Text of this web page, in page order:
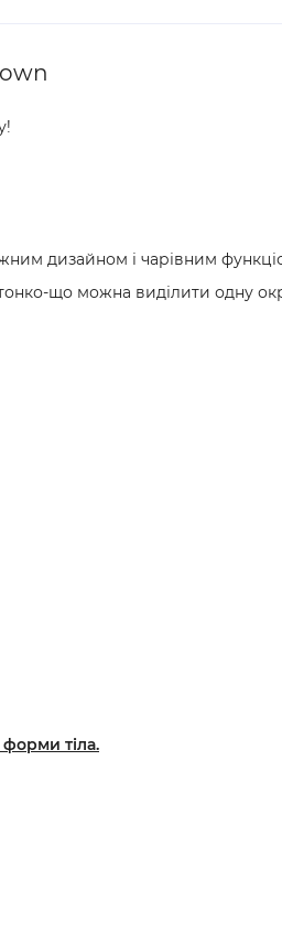
дизайном і чарівним
що можна виділити одну
тіла.